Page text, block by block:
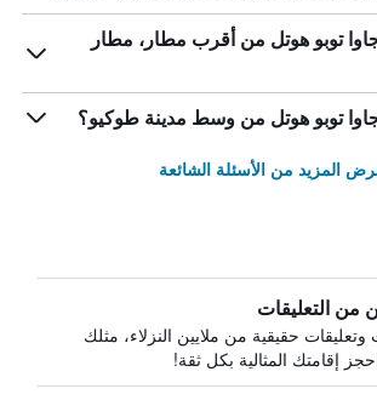
توبو هوتل من أقرب مطار، مطار
توبو هوتل من وسط مدينة طوكيو؟
المزيد من الأسئلة الشائعة
من التعليقات
وتعليقات حقيقية من ملايين النزلاء، مثلك
إقامتك المثالية بكل ثقة!